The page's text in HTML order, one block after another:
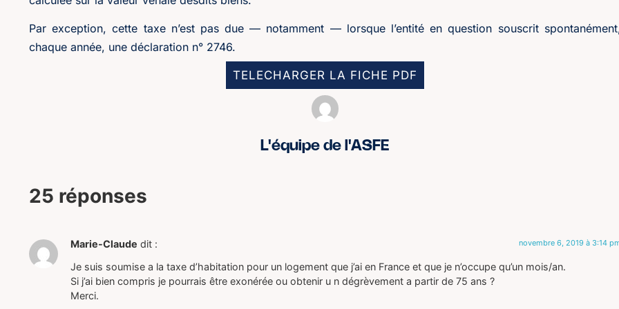
Par exception, cette taxe n’est pas due — notamment — lorsque l’entité en question souscrit
chaque année, une déclaration n° 2746.
TELECHARGER LA FICHE PDF
L'équipe de l'ASFE
25 réponses
Marie-Claude dit : novembre 6, 2019 à 3:14
Je suis soumise a la taxe d’habitation pour un logement que j’ai en France et que je n’occupe qu’un mois/an.
Si j’ai bien compris je pourrais être exonérée ou obtenir u n dégrèvement a partir de 75 ans ?
Merci.